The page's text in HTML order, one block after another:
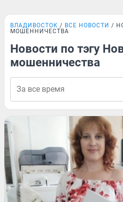
ВЛАДИВОСТОК ВСЕ НОВОСТИ
МОШЕННИЧЕСТВА
Новости по тэгу
мошенничества